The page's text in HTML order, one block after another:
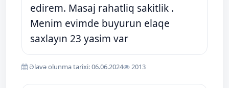
edirem. Masaj rahatliq sakitlik .
Menim evimde buyurun elaqe
saxlayın 23 yasim var
Əlavə olunma tarixi: 06.06.2024 2013